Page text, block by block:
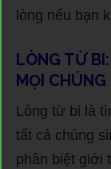
lòng nếu bạn
LÒNG TỪ
MỌI CHÚNG
Lòng từ bi là
tất cả chúng
phân biệt giới